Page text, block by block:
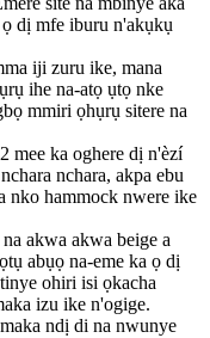
dị mfe iburu n'akụkụ
iji zuru ike, mana
ihe na-atọ ụtọ nke
mmiri ọhụrụ sitere na
mee ka oghere dị n'èzí
nchara, akpa ebu
nko hammock nwere ike
akwa akwa beige a
abụọ na-eme ka ọ dị
ohiri isi ọkacha
izu ike n'ogige.
ndị di na nwunye